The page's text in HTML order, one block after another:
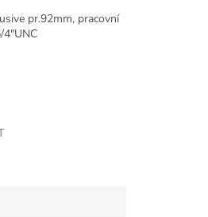
pr.92mm, pracovní